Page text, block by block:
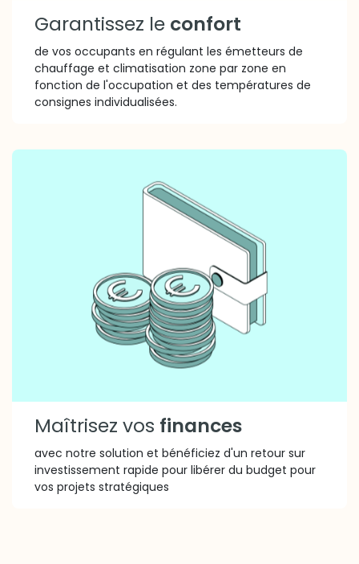
Garantissez le confort
de vos occupants en régulant les émetteurs de
chauffage et climatisation zone par zone en
fonction de l'occupation et des températures de
consignes individualisées.
Maîtrisez vos finances
avec notre solution et bénéficiez d'un retour sur
investissement rapide pour libérer du budget pour
vos projets stratégiques